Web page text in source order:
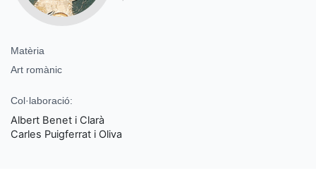
Matèria
Art romànic
Col·laboració:
Albert Benet i Clarà
Carles Puigferrat i Oliva